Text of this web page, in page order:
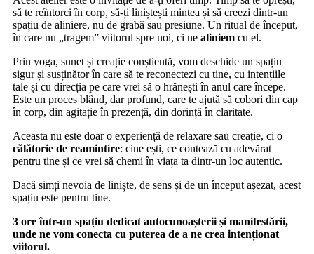
să te reîntorci în corp, să-ți liniștești mintea și să creezi dintr-un
spațiu de aliniere, nu de grabă sau presiune. Un ritual de început,
în care nu „tragem” viitorul spre noi, ci ne aliniem cu el.
Prin yoga, sunet și creație conștientă, vom deschide un spațiu
sigur și susținător în care să te reconectezi cu tine, cu intențiile
tale și cu direcția pe care vrei să o hrănești în anul care începe.
Este un proces blând, dar profund, care te ajută să cobori din cap
în corp, din agitație în prezență, din dorință în claritate.
Aceasta nu este doar o experiență de relaxare sau creație, ci o
călătorie de reamintire: cine ești, ce contează cu adevărat
pentru tine și ce vrei să chemi în viața ta dintr-un loc autentic.
Dacă simți nevoia de liniște, de sens și de un început așezat, acest
spațiu este pentru tine.
3 ore într-un spațiu dedicat autocunoașterii și manifestării,
unde ne vom conecta cu puterea de a ne crea intenționat
viitorul.